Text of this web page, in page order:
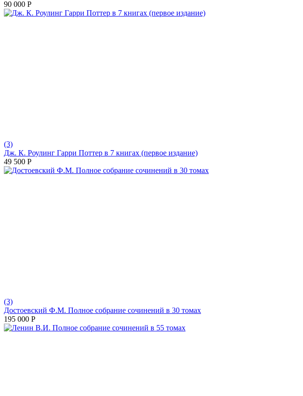
90 000 Р
(3)
Дж. К. Роулинг Гарри Поттер в 7 книгах (первое издание)
49 500 Р
(3)
Достоевский Ф.М. Полное собрание сочинений в 30 томах
195 000 Р